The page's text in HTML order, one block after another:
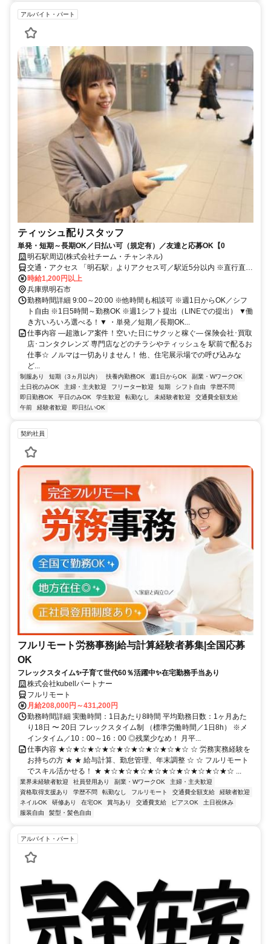
アルバイト・パート
ティッシュ配りスタッフ
単発・短期～長期OK／日払い可（規定有）／友達と応募OK【0
明石駅周辺(株式会社チーム・チャンネル)
交通・アクセス 「明石駅」よりアクセス可／駅近5分以内 ※直行直帰
OK
時給1,200円以上
兵庫県明石市
勤務時間詳細 9:00～20:00 ※他時間も相談可 ※週1日からOK／シフ
ト自由 ※1日5時間～勤務OK ※週1シフト提出（LINEでの提出） ▼働
き方いろいろ選べる！▼ ・単発／短期／長期OK...
仕事内容 ―超激レア案件！空いた日にサクッと稼ぐ― 保険会社･買取
店･コンタクレンズ 専門店などのチラシやティッシュを 駅前で配るお
仕事☆ ノルマは一切ありません！ 他、住宅展示場での呼び込みな
ど...
制服あり 短期（3ヵ月以内） 扶養内勤務OK 週1日からOK
副業・WワークOK
土日祝のみOK
主婦・主夫歓迎 フリーター歓迎 短期 シフト自由
学歴不問
即日勤務OK
平日のみOK 学生歓迎 転勤なし 未経験者歓迎
交通費全額支給
午前
経験者歓迎 即日払いOK
契約社員
フルリモート労務事務|給与計算経験者募集|全国応募
OK
フレックスタイム✨子育て世代60％活躍中✨在宅勤務手当あり
株式会社kubellパートナー
フルリモート
月給208,000円～431,200円
勤務時間詳細 実働時間：1日あたり8時間 平均勤務日数：1ヶ月あた
り18日 〜 20日 フレックスタイム制 （標準労働時間／1日8h） ※メ
インタイム／10：00～16：00 ◎残業少なめ！ 月平...
仕事内容 ★☆★☆★☆★☆★☆★☆★☆★☆★☆ ☆ 労務実務経験を
お持ちの方 ★ ★ 給与計算、勤怠管理、年末調整 ☆ ☆ フルリモート
でスキル活かせる！ ★ ★☆★☆★☆★☆★☆★☆★☆★☆★☆ ...
業界未経験者歓迎 社員登用あり 副業・WワークOK
主婦・主夫歓迎
資格取得支援あり
学歴不問 転勤なし フルリモート 交通費全額支給
経験者歓迎
ネイルOK
研修あり 在宅OK 賞与あり 交通費支給 ピアスOK
土日祝休み
服装自由
髪型・髪色自由
アルバイト・パート